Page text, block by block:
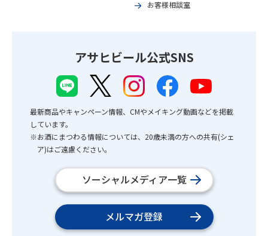
お客様相談室
アサヒビール公式SNS
最新商品やキャンペーン情報、CMやメイキング動画などを掲載
しています。
※お酒にまつわる情報については、20歳未満の方への共有(シェ
ア)はご遠慮ください。
ソーシャルメディア一覧
メルマガ登録